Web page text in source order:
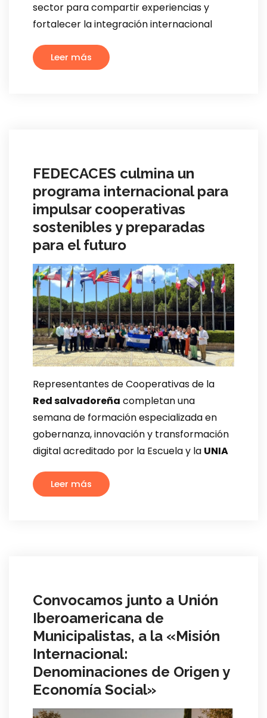
sector para compartir experiencias y
fortalecer la integración internacional
Leer más
FEDECACES culmina un
programa internacional para
impulsar cooperativas
sostenibles y preparadas
para el futuro
Representantes de Cooperativas de la
Red salvadoreña completan una
semana de formación especializada en
gobernanza, innovación y transformación
digital acreditado por la Escuela y la UNIA
Leer más
Convocamos junto a Unión
Iberoamericana de
Municipalistas, a la «Misión
Internacional:
Denominaciones de Origen y
Economía Social»